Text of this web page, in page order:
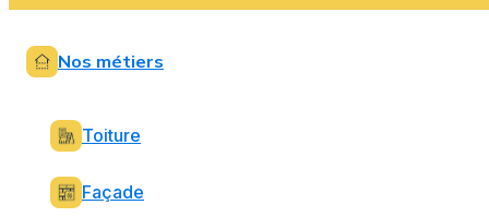
Nos métiers
Toiture
Façade